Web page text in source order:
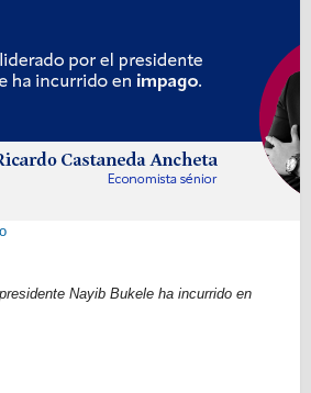
Nayib Bukele ha incurrido en